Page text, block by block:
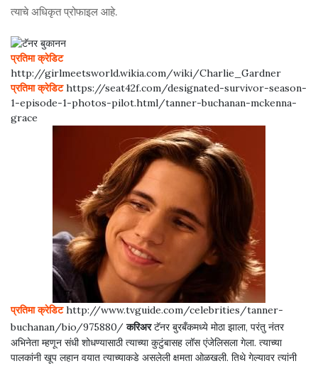
त्याचे अधिकृत प्रोफाइल आहे.
प्रतिमा क्रेडिट
http://girlmeetsworld.wikia.com/wiki/Charlie_Gardner
प्रतिमा क्रेडिटhttps://seat42f.com/designated-survivor-season-
1-episode-1-photos-pilot.html/tanner-buchanan-mckenna-
grace
प्रतिमा क्रेडिटhttp://www.tvguide.com/celebrities/tanner-
buchanan/bio/975880/मागील
पुढे
करिअरटॅनर बुरबँकमध्ये मोठा झाला, परंतु नंतर
अभिनेता म्हणून संधी शोधण्यासाठी त्याच्या कुटुंबासह लॉस एंजेलिसला गेला. त्याच्या
पालकांनी खूप लहान वयात त्याच्याकडे असलेली क्षमता ओळखली. तिथे गेल्यावर त्यांनी